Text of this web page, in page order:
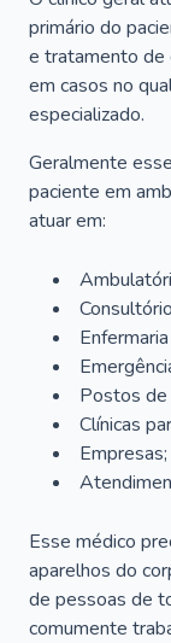
primário do
e tratamento de
em casos no
especializado.
Geralmente
paciente em
atuar em:
Postos de
Clínicas
Empresas;
Esse médico
aparelhos do
de pessoas de
comumente